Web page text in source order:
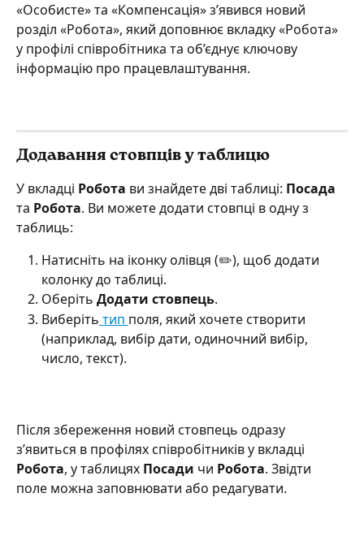
«Особисте» та «Компенсація» з’явився новий
розділ «Робота», який доповнює вкладку «Робота»
у профілі співробітника та об’єднує ключову
інформацію про працевлаштування.
Додавання стовпців у таблицю
У вкладці Робота ви знайдете дві таблиці: Посада
та Робота. Ви можете додати стовпці в одну з
таблиць:
Натисніть на іконку олівця (✏️), щоб додати
колонку до таблиці.
Оберіть Додати стовпець.
Виберіть тип поля, який хочете створити
(наприклад, вибір дати, одиночний вибір,
число, текст).
Після збереження новий стовпець одразу
з’явиться в профілях співробітників у вкладці
Робота, у таблицях Посади чи Робота. Звідти
поле можна заповнювати або редагувати.